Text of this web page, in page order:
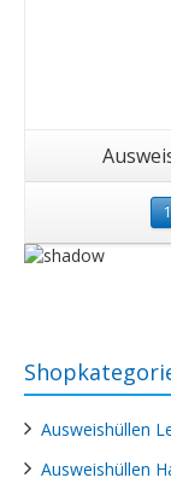
Ausweishüllen
Ausweishüllen